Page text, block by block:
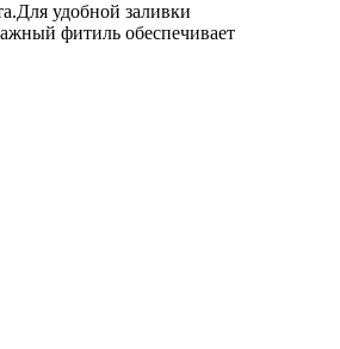
удобной заливки
фитиль обеспечивает